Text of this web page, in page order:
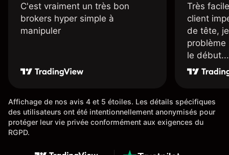
C'est vraiment un très bon
brokers hyper simple à
manipuler
Très
client
de tête,
problème
le début...
Affichage de nos avis 4 et 5 étoiles. Les détails spécifiques
des utilisateurs ont été intentionnellement anonymisés pour
protéger leur vie privée conformément aux exigences du
RGPD.